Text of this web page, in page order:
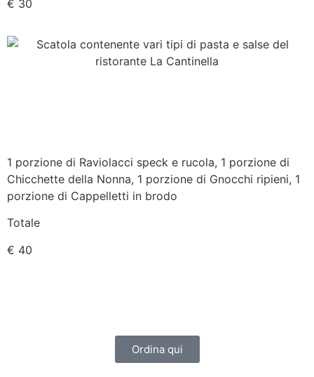
€ 30
1 porzione di Raviolacci speck e rucola, 1 porzione di
Chicchette della Nonna, 1 porzione di Gnocchi ripieni, 1
porzione di Cappelletti in brodo
Totale
€ 40
Ordina qui